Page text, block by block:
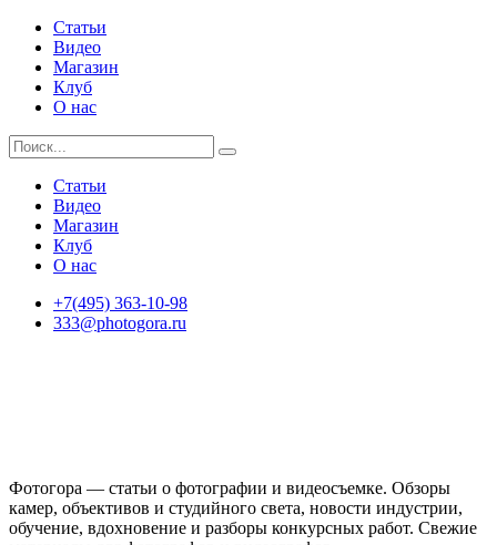
Статьи
Видео
Магазин
Клуб
О нас
Статьи
Видео
Магазин
Клуб
О нас
+7(495) 363-10-98
333@photogora.ru
Фотогора — статьи о фотографии и видеосъемке. Обзоры
камер, объективов и студийного света, новости индустрии,
обучение, вдохновение и разборы конкурсных работ. Свежие